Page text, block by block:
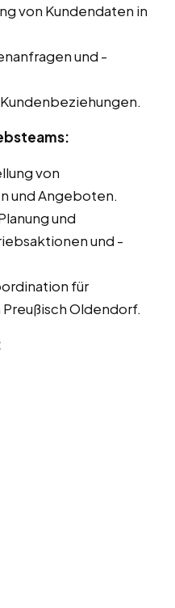
von Kundendaten in
und -
von
und Angeboten.
und
und -
für
Oldendorf.